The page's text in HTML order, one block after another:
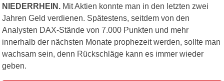
NIEDERRHEIN. Mit Aktien konnte man in den letzten zwei
Jahren Geld verdienen. Spätestens, seitdem von den
Analysten DAX-Stände von 7.000 Punkten und mehr
innerhalb der nächsten Monate prophezeit werden, sollte man
wachsam sein, denn Rückschläge kann es immer wieder
geben.